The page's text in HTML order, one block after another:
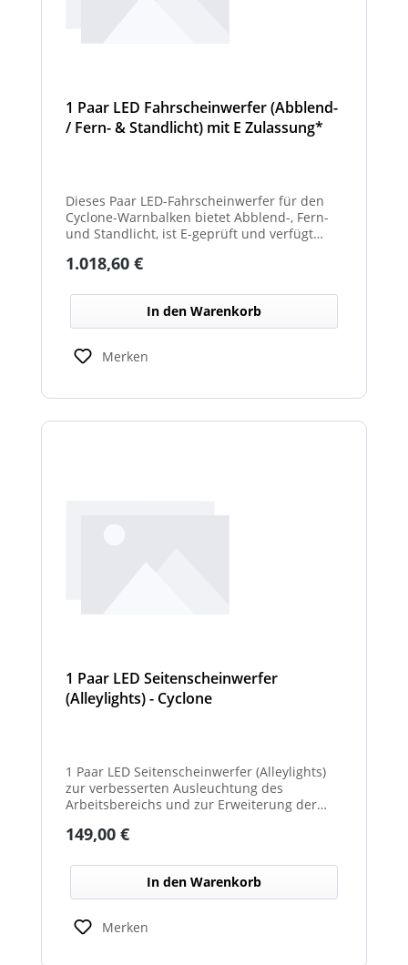
1 Paar LED Fahrscheinwerfer (Abblend-
/ Fern- & Standlicht) mit E Zulassung*
Dieses Paar LED-Fahrscheinwerfer für den
Cyclone-Warnbalken bietet Abblend-, Fern-
und Standlicht, ist E-geprüft und verfügt
Einsatz im Winterdienst.
Regulärer Preis:
1.018,60 €
In den Warenkorb
Merken
1 Paar LED Seitenscheinwerfer
(Alleylights) - Cyclone
1 Paar LED Seitenscheinwerfer (Alleylights)
zur verbesserten Ausleuchtung des
Arbeitsbereichs und zur Erweiterung der
Regulärer Preis:
149,00 €
In den Warenkorb
Merken